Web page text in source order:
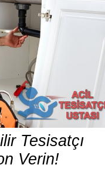
Tesisatçı
Verin!